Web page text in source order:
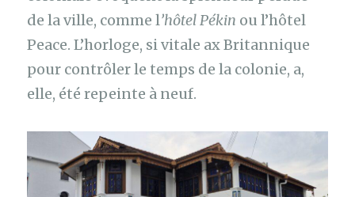
de la ville, comme l’hôtel Pékin ou l’hôtel
Peace. L’horloge, si vitale ax Britannique
pour contrôler le temps de la colonie, a,
elle, été repeinte à neuf.